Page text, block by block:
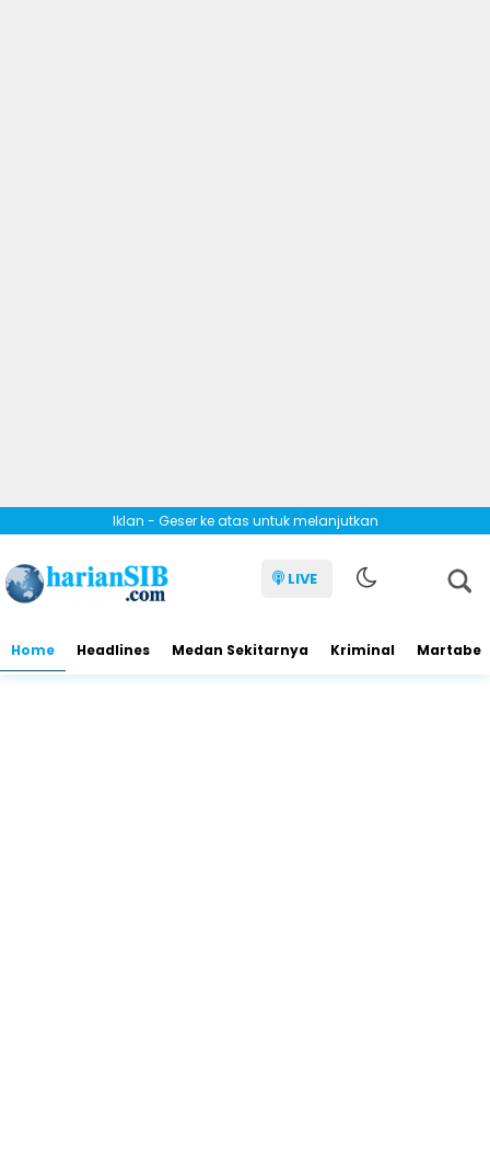
Iklan - Geser ke atas untuk melanjutkan
LIVE
Home Headlines Medan Sekitarnya Kriminal Martabe